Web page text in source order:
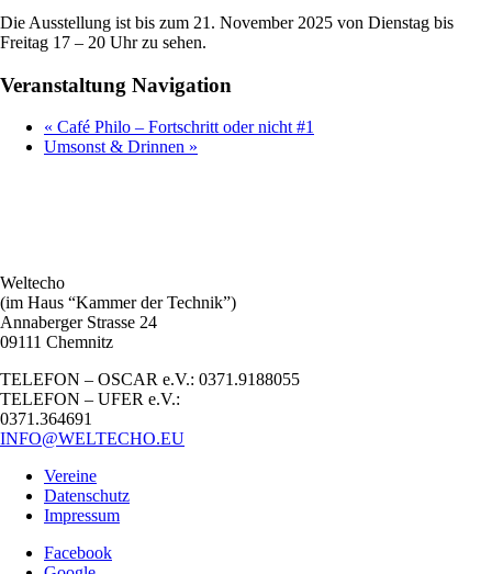
Die Ausstellung ist bis zum 21. November 2025 von Dienstag bis
Freitag 17 – 20 Uhr zu sehen.
Veranstaltung Navigation
« Café Philo – Fortschritt oder nicht #1
Umsonst & Drinnen »
Weltecho
(im Haus “Kammer der Technik”)
Annaberger Strasse 24
09111 Chemnitz
TELEFON – OSCAR e.V.: 0371.9188055
TELEFON – UFER e.V.:
0371.364691
INFO@WELTECHO.EU
Vereine
Datenschutz
Impressum
Facebook